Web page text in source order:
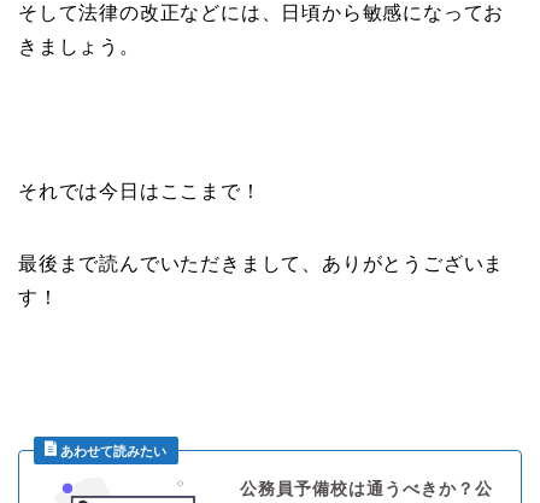
そして法律の改正などには、日頃から敏感になってお
きましょう。
それでは今日はここまで！
最後まで読んでいただきまして、ありがとうございま
す！
公務員予備校は通うべきか？公